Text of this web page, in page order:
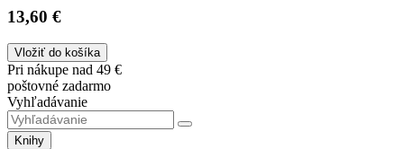
13,60 €
Vložiť do košíka
Pri nákupe nad 49 €
poštovné zadarmo
Vyhľadávanie
Knihy